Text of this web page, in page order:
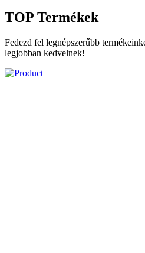
TOP Termékek
Fedezd fel legnépszerűbb
legjobban kedvelnek!